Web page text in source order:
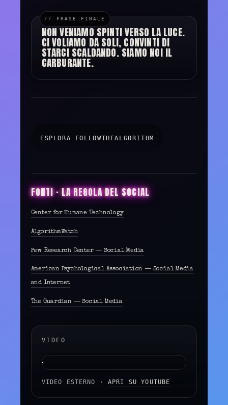
NON VENIAMO SPINTI VERSO LA LUCE.
CI VOLIAMO DA SOLI, CONVINTI DI
STARCI SCALDANDO. SIAMO NOI IL
CARBURANTE.
ESPLORA FOLLOWTHEALGORITHM
FONTI · LA REGOLA DEL SOCIAL
Center for Humane Technology
AlgorithmWatch
Pew Research Center — Social Media
American Psychological Association — Social Media
and Internet
The Guardian — Social Media
VIDEO
A
C
E
P
T
M
A
K
E
I
G
C
O
I
E
S
VIDEO ESTERNO ·APRI SU YOUTUBE